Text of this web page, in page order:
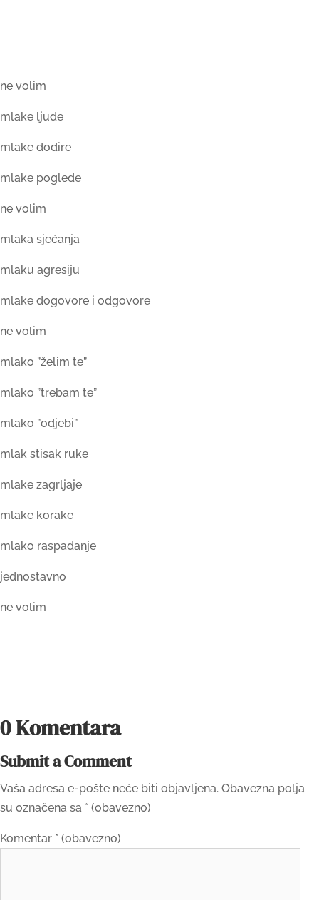
ne volim
mlake ljude
mlake dodire
mlake poglede
ne volim
mlaka sjećanja
mlaku agresiju
mlake dogovore i odgovore
ne volim
mlako ”želim te”
mlako ”trebam te”
mlako ”odjebi”
mlak stisak ruke
mlake zagrljaje
mlake korake
mlako raspadanje
jednostavno
ne volim
0 Komentara
Submit a Comment
Vaša adresa e-pošte neće biti objavljena. Obavezna polja
su označena sa * (obavezno)
Komentar * (obavezno)